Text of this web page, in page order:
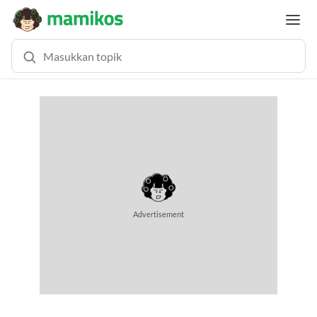
Advertisement